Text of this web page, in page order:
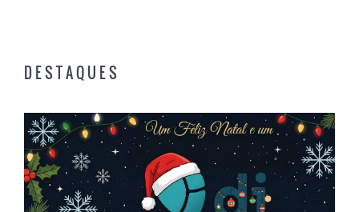
D E S T A Q U E S